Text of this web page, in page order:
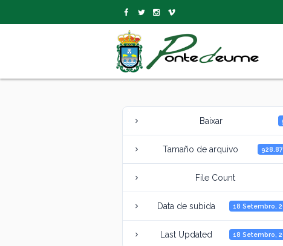
Baixar
Tamaño de arquivo
File Count
Data de subida 18 Setembro,
Last Updated 18 Setembro,